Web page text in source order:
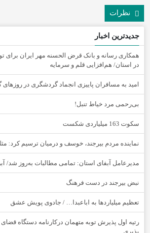
نظرات
جدیدترین اخبار
همکاری رسانه و بانک قرض الحسنه مهر ایران برای
در استان/ هم‌افزایی قلم و سرمایه
امید به مسافران پاییزی انجماد گردشگری در روزهای
‌بی‌رحمی مرد خیاط تنبل!
سکوت 163 میلیاردی شکست
نماینده مردم بیرجند، خوسف و درمیان ترسیم کرد:
مدیرعامل آبفای استان: تمامی مطالبات به‌روز شد/
نبض بیرجند در دست فرهنگ
تعظیم میلیاردها به اباعبدا… / جادوی پویش عشق
رتیه اول پذیرش توبه متهمان درکارنامه دستگاه
پذیری